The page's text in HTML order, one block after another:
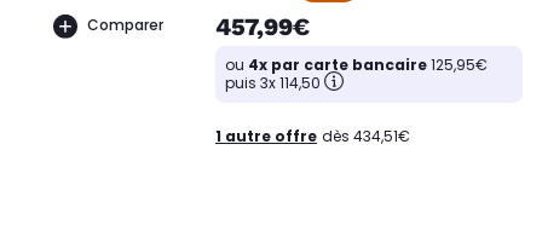
Comparer 457,99€
ou 4x par carte bancaire125,95€
puis 3x 114,50
1 autre offre dès 434,51€